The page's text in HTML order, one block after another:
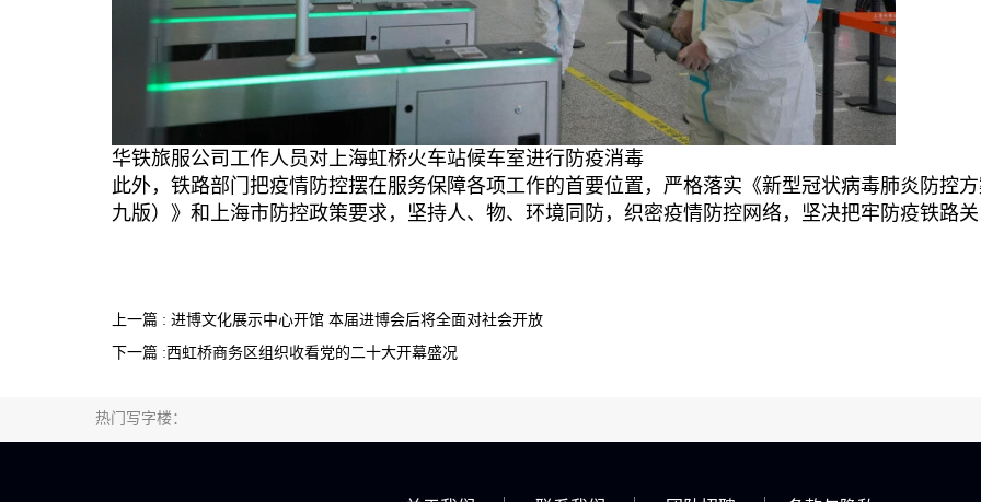
华铁旅服公司工作人员对上海虹桥火车站候车室进行防疫消毒
此外，铁路部门把疫情防控摆在服务保障各项工作的首要位置，严格落实《新型冠状病毒肺炎防控
九版）》和上海市防控政策要求，坚持人、物、环境同防，织密疫情防控网络，坚决把牢防疫铁路
上一篇 : 进博文化展示中心开馆 本届进博会后将全面对社会开放
下一篇 :西虹桥商务区组织收看党的二十大开幕盛况
热门写字楼：